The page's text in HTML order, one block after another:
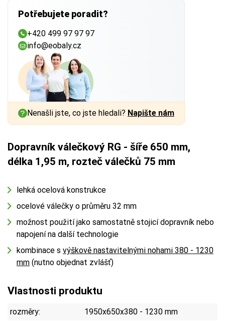
Potřebujete poradit?
+420 499 97 97 97
info@eobaly.cz
Nenašli jste, co jste hledali? Napište nám
Dopravník válečkový RG - šíře 650 mm,
délka 1,95 m, rozteč válečků 75 mm
lehká ocelová konstrukce
ocelové válečky o průměru 32 mm
možnost použití jako samostatně stojicí dopravník nebo
napojení na další technologie
kombinace s výškově nastavitelnými nohami 380 - 1230
mm (nutno objednat zvlášť)
Vlastnosti produktu
rozměry:
1950x650x380 - 1230 mm